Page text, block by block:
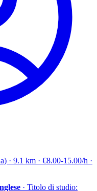
· 9.1 km · €8.00-15.00/h ·
· Titolo di studio: